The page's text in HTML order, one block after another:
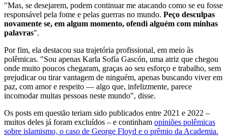
"Mas, se desejarem, podem continuar me atacando como se eu fosse
responsável pela fome e pelas guerras no mundo. Peço desculpas
novamente se, em algum momento, ofendi alguém com minhas
palavras".
Por fim, ela destacou sua trajetória profissional, em meio às
polêmicas. "Sou apenas Karla Sofía Gascón, uma atriz que chegou
onde muito poucos chegaram, graças ao seu esforço e trabalho, sem
prejudicar ou tirar vantagem de ninguém, apenas buscando viver em
paz, com amor e respeito — algo que, infelizmente, parece
incomodar muitas pessoas neste mundo", disse.
Os posts em questão teriam sido publicados entre 2021 e 2022 –
muitos deles já foram excluídos – e continham opiniões polêmicas
sobre islamismo, o caso de George Floyd e o prêmio da Academia.